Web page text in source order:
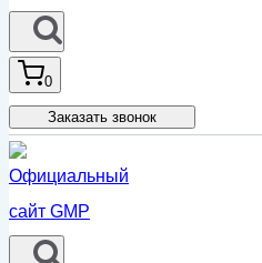
0
Заказать звонок